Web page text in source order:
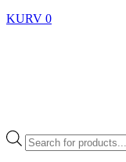
KURV 0
Products
search